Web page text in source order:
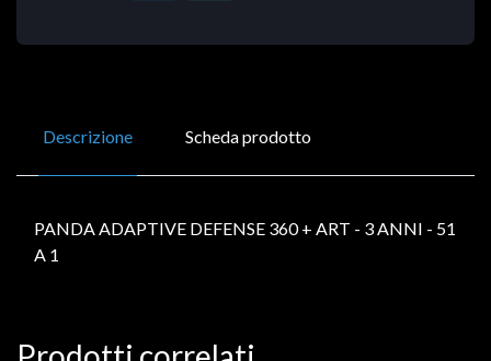
Descrizione Scheda prodotto
PANDA ADAPTIVE DEFENSE 360 + ART - 3 ANNI - 51
A 1